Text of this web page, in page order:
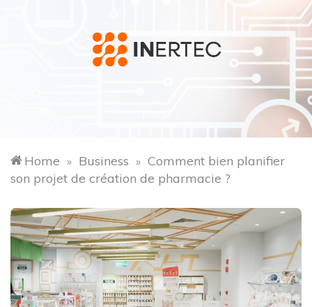
Home » Business » Comment bien planifier
son projet de création de pharmacie ?